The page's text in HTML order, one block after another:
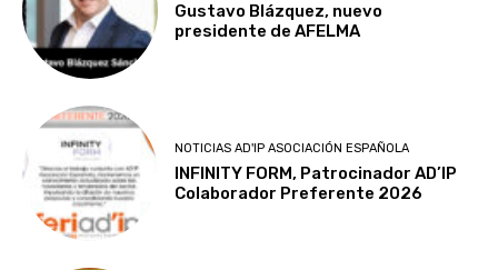
Gustavo Blázquez, nuevo
presidente de AFELMA
NOTICIAS AD'IP ASOCIACIÓN ESPAÑOLA
INFINITY FORM, Patrocinador AD’IP
Colaborador Preferente 2026